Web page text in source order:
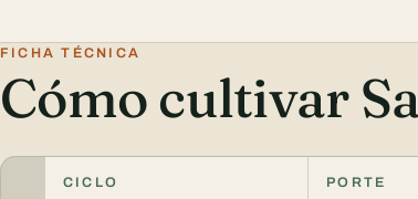
FICHA TÉCNICA
Cómo cultivar
CICLO PORTE